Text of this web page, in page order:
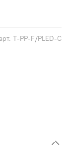
арт. T-PP-F/PLED-C